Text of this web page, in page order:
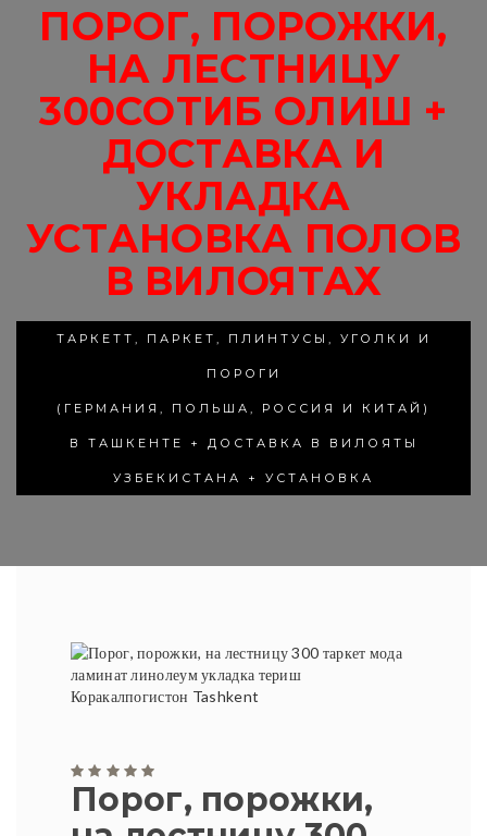
ПОРОГ, ПОРОЖКИ,
НА ЛЕСТНИЦУ
300СОТИБ ОЛИШ +
ДОСТАВКА И
УКЛАДКА
УСТАНОВКА ПОЛОВ
В ВИЛОЯТАХ
ТАРКЕТТ, ПАРКЕТ, ПЛИНТУСЫ, УГОЛКИ И
ПОРОГИ
(ГЕРМАНИЯ, ПОЛЬША, РОССИЯ И КИТАЙ)
В ТАШКЕНТЕ + ДОСТАВКА В ВИЛОЯТЫ
УЗБЕКИСТАНА + УСТАНОВКА
Порог, порожки,